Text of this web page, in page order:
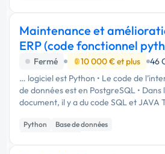
Maintenance et
ERP (code fonctionnel
Fermé 10 000 € et plus 46
… logiciel est Python • Le code de
de données est en PostgreSQL • Dans
document, il y a du code SQL et
Python
Base de données